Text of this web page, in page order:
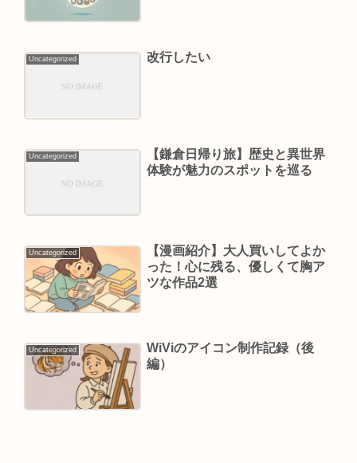
Uncategorized 改行したい
Uncategorized
【鎌倉日帰り旅】歴史と異世界
体験が魅力のスポットを巡る
Uncategorized
【漫画紹介】大人買いしてよか
った！心に残る、優しくて胸ア
ツな作品2選
Uncategorized
WiViのアイコン制作記録（後
編）